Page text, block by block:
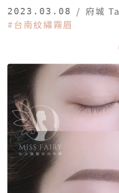
2023.03.08 / 府城
#台南紋繡霧眉